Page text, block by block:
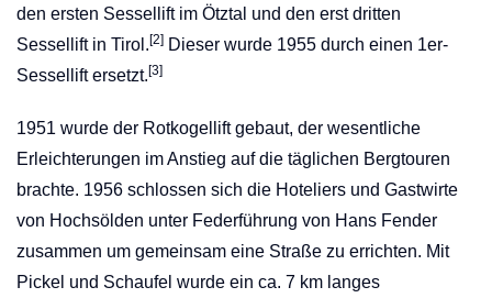
den ersten Sessellift im Ötztal und den erst dritten
Sessellift in Tirol.[2] Dieser wurde 1955 durch einen 1er-
Sessellift ersetzt.[3]
1951 wurde der Rotkogellift gebaut, der wesentliche
Erleichterungen im Anstieg auf die täglichen Bergtouren
brachte. 1956 schlossen sich die Hoteliers und Gastwirte
von Hochsölden unter Federführung von Hans Fender
zusammen um gemeinsam eine Straße zu errichten. Mit
Pickel und Schaufel wurde ein ca. 7 km langes